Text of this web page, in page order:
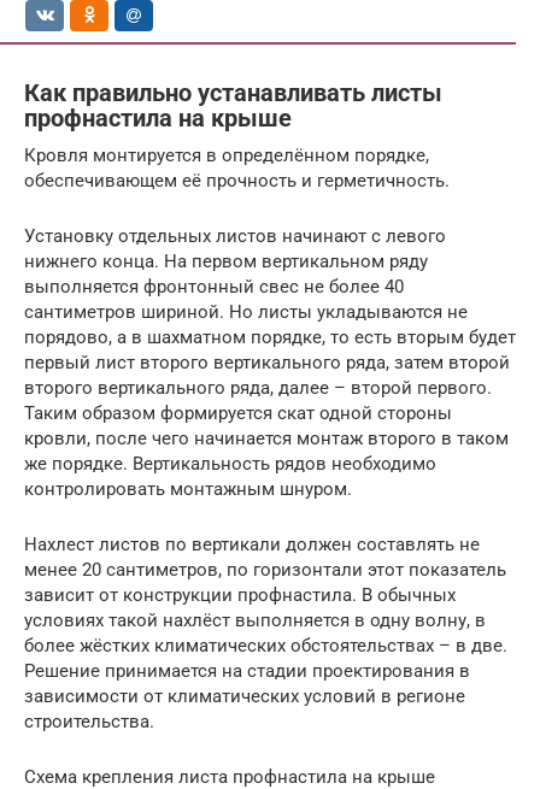
Как правильно устанавливать листы
профнастила на крыше
Кровля монтируется в определённом порядке,
обеспечивающем её прочность и герметичность.
Установку отдельных листов начинают с левого
нижнего конца. На первом вертикальном ряду
выполняется фронтонный свес не более 40
сантиметров шириной. Но листы укладываются не
порядово, а в шахматном порядке, то есть вторым будет
первый лист второго вертикального ряда, затем второй
второго вертикального ряда, далее – второй первого.
Таким образом формируется скат одной стороны
кровли, после чего начинается монтаж второго в таком
же порядке. Вертикальность рядов необходимо
контролировать монтажным шнуром.
Нахлест листов по вертикали должен составлять не
менее 20 сантиметров, по горизонтали этот показатель
зависит от конструкции профнастила. В обычных
условиях такой нахлёст выполняется в одну волну, в
более жёстких климатических обстоятельствах – в две.
Решение принимается на стадии проектирования в
зависимости от климатических условий в регионе
строительства.
Схема крепления листа профнастила на крыше